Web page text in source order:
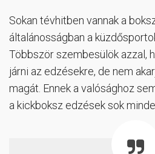
Sokan tévhitben vannak a
általánosságban a
Többször szembesülök azzal,
járni az edzésekre, de nem
magát. Ennek a valósághoz
a kickboksz edzések sok